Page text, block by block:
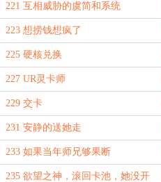
221 互相威胁的虞简和系统
223 想捞钱想疯了
225 硬核兑换
227 UR灵卡师
229 交卡
231 安静的送她走
233 如果当年师兄够果断
235 欲望之神，滚回卡池，她没开